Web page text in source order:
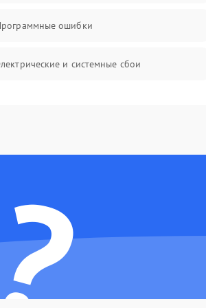
ошибки
и системные сбои
Система охлаждения